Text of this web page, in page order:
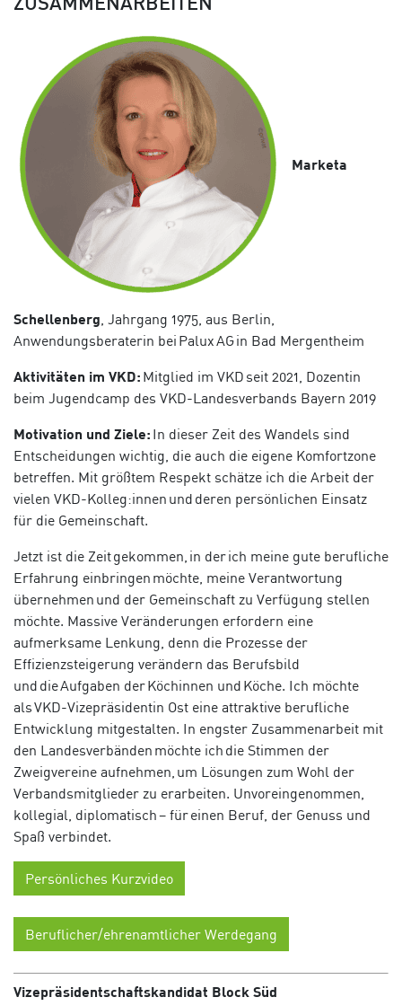
ZUSAMMENARBEITEN“
Marketa
Schellenberg , Jahrgang 1975, aus Berlin,
Anwendungsberaterin bei PaluxAG in Bad Mergentheim
Aktivitäten im VKD: Mitglied im VKD seit 2021, Dozentin
beim Jugendcamp des VKD-Landesverbands Bayern 2019
Motivation und Ziele: In dieser Zeit des Wandels sind
Entscheidungen wichtig, die auch die eigene Komfortzone
betreffen. Mit größtem Respekt schätze ich die Arbeit der
vielen VKD-Kolleg:innen und deren persönlichen Einsatz
für die Gemeinschaft.
Jetzt ist die Zeit gekommen, in der ich meine gute berufliche
Erfahrung einbringen möchte, meine Verantwortung
übernehmen und der Gemeinschaft zu Verfügung stellen
möchte. Massive Veränderungen erfordern eine
aufmerksame Lenkung, denn die Prozesse der
Effizienzsteigerung verändern das Berufsbild
und die Aufgaben der Köchinnen und Köche. Ich möchte
als VKD-Vizepräsidentin Ost eine attraktive berufliche
Entwicklung mitgestalten. In engster Zusammenarbeit mit
den Landesverbänden möchte ich die Stimmen der
Zweigvereine aufnehmen, um Lösungen zum Wohl der
Verbandsmitglieder zu erarbeiten. Unvoreingenommen,
kollegial, diplomatisch – für einen Beruf, der Genuss und
Spaß verbindet.
Persönliches Kurzvideo
Beruflicher/ehrenamtlicher Werdegang
Vizepräsidentschaftskandidat Block Süd